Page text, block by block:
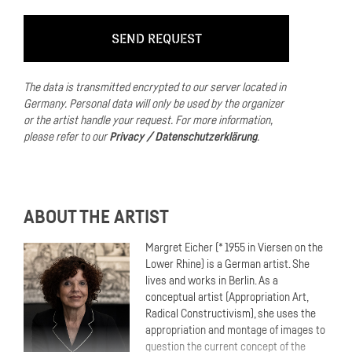
Die Hyperrealität ist das Abbild von etwas, das es in der Realität
Wie in einigen weiteren meiner Tapisserie-Motive wird auch hier
durch Motive aus Game-Menues die Realitätsebene des
Computerspiels suggeriert, um die Zuordnung zur ersten
The data is transmitted encrypted to our server located in
Germany. Personal data will only be used by the organizer
or the artist handle your request. For more information,
please refer to ourPrivacy / Datenschutzerklärung.
ABOUT THE ARTIST
Margret Eicher (* 1955 in Viersen on the
Lower Rhine) is a German artist. She
lives and works in Berlin. As a
conceptual artist (Appropriation Art,
Radical Constructivism), she uses the
appropriation and montage of images to
question the current concept of the